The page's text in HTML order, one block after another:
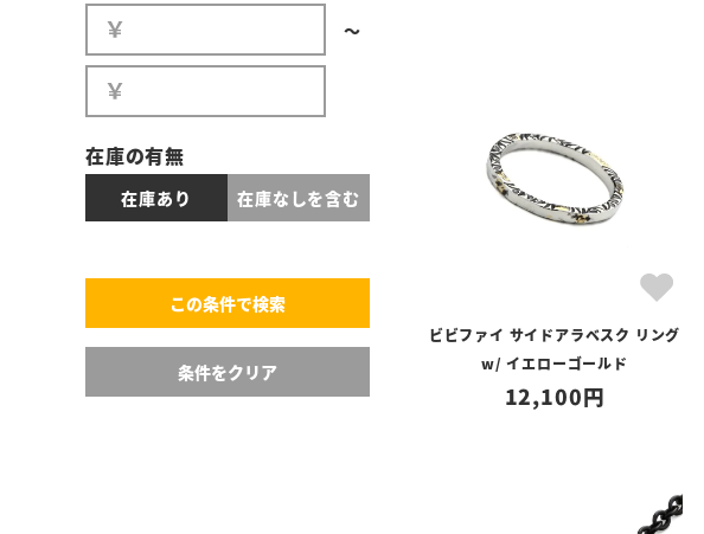
〜
在庫の有無
在庫あり 在庫なしを含む
ビビファイ サイドアラベスク リング
w/ イエローゴールド
12,100